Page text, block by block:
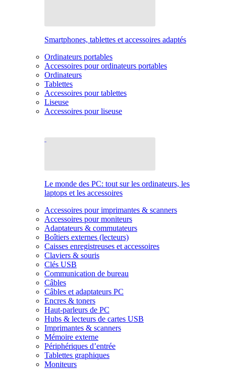
Smartphones, tablettes et accessoires adaptés
Ordinateurs portables
Accessoires pour ordinateurs portables
Ordinateurs
Tablettes
Accessoires pour tablettes
Liseuse
Accessoires pour liseuse
Le monde des PC: tout sur les ordinateurs, les
laptops et les accessoires
Accessoires pour imprimantes & scanners
Accessoires pour moniteurs
Adaptateurs & commutateurs
Boîtiers externes (lecteurs)
Caisses enregistreuses et accessoires
Claviers & souris
Clés USB
Communication de bureau
Câbles
Câbles et adaptateurs PC
Encres & toners
Haut-parleurs de PC
Hubs & lecteurs de cartes USB
Imprimantes & scanners
Mémoire externe
Périphériques d’entrée
Tablettes graphiques
Moniteurs